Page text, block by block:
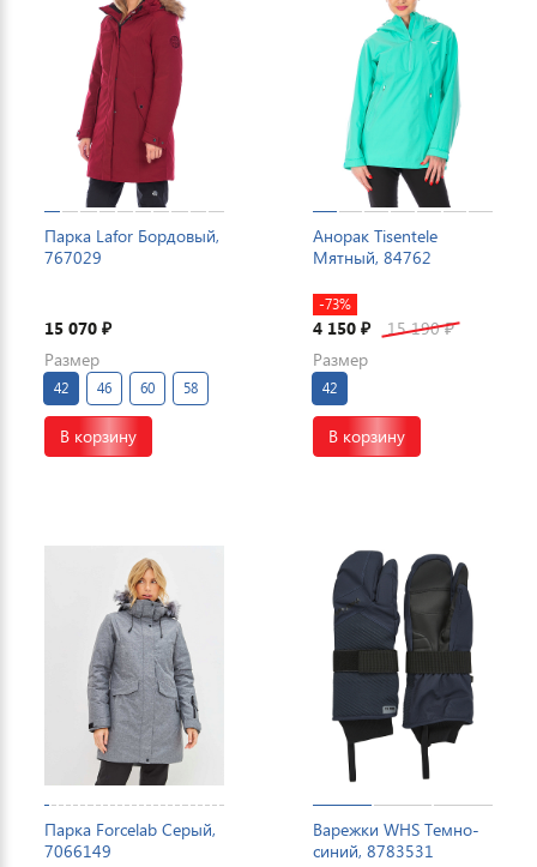
Парка Lafor Бордовый,
767029
15 070 ₽
Размер
42 46 60 58
В корзину
Анорак Tisentele
Мятный, 84762
-73%
4 150 ₽ 15 190₽
Размер
42
В корзину
Парка Forcelab Серый,
7066149
Варежки WHS Темно-
синий, 8783531